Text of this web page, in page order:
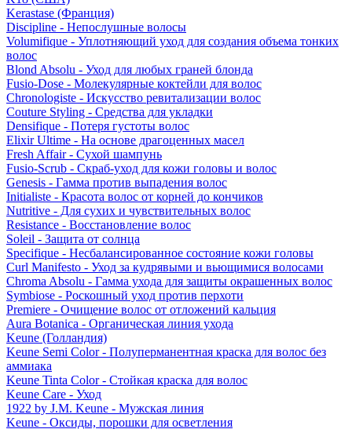
Kerastase (Франция)
Discipline - Непослушные волосы
Volumifique - Уплотняющий уход для создания объема тонких
волос
Blond Absolu - Уход для любых граней блонда
Fusio-Dose - Молекулярные коктейли для волос
Chronologiste - Искусство ревитализации волос
Couture Styling - Средства для укладки
Densifique - Потеря густоты волос
Elixir Ultime - На основе драгоценных масел
Fresh Affair - Сухой шампунь
Fusio-Scrub - Скраб-уход для кожи головы и волос
Genesis - Гамма против выпадения волос
Initialiste - Красота волос от корней до кончиков
Nutritive - Для сухих и чувствительных волос
Resistance - Восстановление волос
Soleil - Защита от солнца
Specifique - Несбалансированное состояние кожи головы
Curl Manifesto - Уход за кудрявыми и вьющимися волосами
Chroma Absolu - Гамма ухода для защиты окрашенных волос
Symbiose - Роскошный уход против перхоти
Premiere - Очищение волос от отложений кальция
Aura Botanica - Органическая линия ухода
Keune (Голландия)
Keune Semi Color - Полуперманентная краска для волос без
аммиака
Keune Tinta Color - Стойкая краска для волос
Keune Care - Уход
1922 by J.M. Keune - Мужская линия
Keune - Оксиды, порошки для осветления